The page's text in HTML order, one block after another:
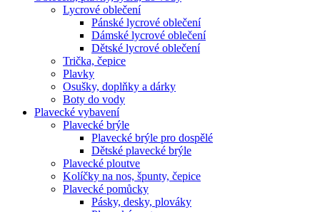
Lycrové oblečení
Pánské lycrové oblečení
Dámské lycrové oblečení
Dětské lycrové oblečení
Trička, čepice
Plavky
Osušky, doplňky a dárky
Boty do vody
Plavecké vybavení
Plavecké brýle
Plavecké brýle pro dospělé
Dětské plavecké brýle
Plavecké ploutve
Kolíčky na nos, špunty, čepice
Plavecké pomůcky
Pásky, desky, plováky